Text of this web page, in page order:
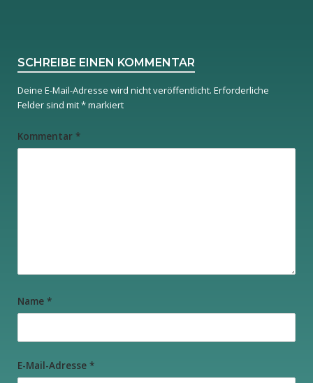
SCHREIBE EINEN KOMMENTAR
Deine E-Mail-Adresse wird nicht veröffentlicht. Erforderliche
Felder sind mit*markiert
Kommentar *
Name *
E-Mail-Adresse *